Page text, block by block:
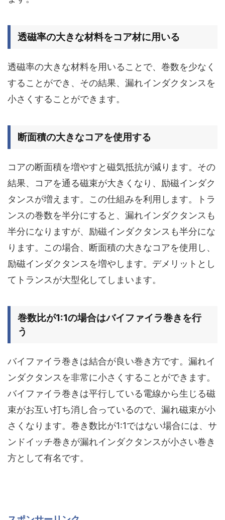
透磁率の大きな材料をコア材に用いる
透磁率の大きな材料を用いることで、巻数を少なく
することができ、その結果、漏れインダクタンスを
小さくすることができます。
断面積の大きなコアを使用する
コアの断面積を増やすと磁気抵抗が減ります。その
結果、コアを通る磁束が大きくなり、励磁インダク
タンスが増えます。この仕組みを利用します。
トラ
ンスの巻数を半分にすると、漏れインダクタンスも
半分になりますが、励磁インダクタンスも半分にな
ります。 この場合、断面積の大きなコアを使用し、
励磁インダクタンスを増やします。デメリットとし
てトランスが大型化してしまいます。
巻数比が1:1の場合はバイファイラ巻きを行
う
バイファイラ巻きは結合が良い巻き方です。漏れイ
ンダクタンスを非常に小さくすることができます。
バイファイラ巻きは平行している電線から生じる磁
束がお互い打ち消し合っているので、漏れ磁束が小
さくなります。巻き数比が1:1ではない場合には、サ
ンドイッチ巻きが漏れインダクタンスが小さい巻き
方として有名です。